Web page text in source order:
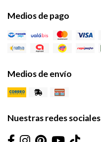
Medios de pago
Medios de envío
Nuestras redes sociales